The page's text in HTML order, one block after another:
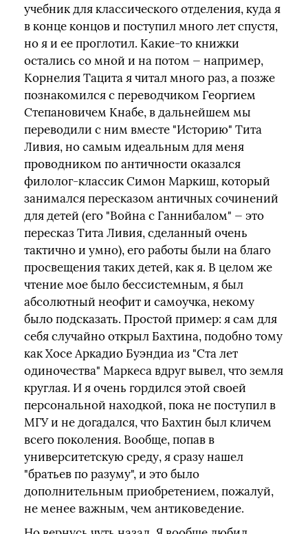
учебник для классического отделения, куда я
в конце концов и поступил много лет спустя,
но я и ее проглотил. Какие-то книжки
остались со мной и на потом — например,
Корнелия Тацита я читал много раз, а позже
познакомился с переводчиком Георгием
Степановичем Кнабе, в дальнейшем мы
переводили с ним вместе "Историю" Тита
Ливия, но самым идеальным для меня
проводником по античности оказался
филолог-классик Симон Маркиш, который
занимался пересказом античных сочинений
для детей (его "Война с Ганнибалом" — это
пересказ Тита Ливия, сделанный очень
тактично и умно), его работы были на благо
просвещения таких детей, как я. В целом же
чтение мое было бессистемным, я был
абсолютный неофит и самоучка, некому
было подсказать. Простой пример: я сам для
себя случайно открыл Бахтина, подобно тому
как Хосе Аркадио Буэндиа из "Ста лет
одиночества" Маркеса вдруг вывел, что земля
круглая. И я очень гордился этой своей
персональной находкой, пока не поступил в
МГУ и не догадался, что Бахтин был кличем
всего поколения. Вообще, попав в
университетскую среду, я сразу нашел
"братьев по разуму", и это было
дополнительным приобретением, пожалуй,
не менее важным, чем антиковедение.